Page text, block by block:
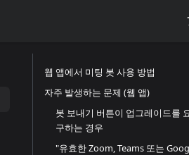
웹 앱에서 미팅 봇 사용 방법
자주 발생하는 문제 (웹 앱)
봇 보내기 버튼이 업그레이드를
구하는 경우
"유효한 Zoom, Teams 또는